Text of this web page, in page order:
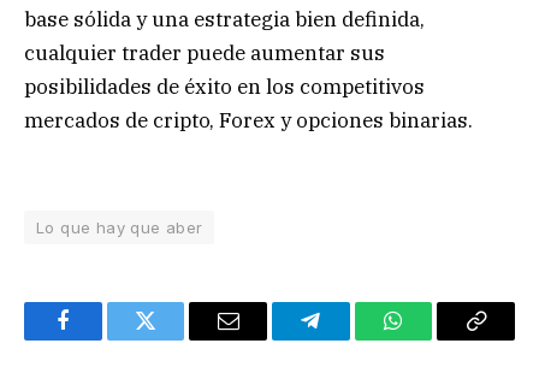
base sólida y una estrategia bien definida,
cualquier trader puede aumentar sus
posibilidades de éxito en los competitivos
mercados de cripto, Forex y opciones binarias.
Lo que hay que aber
FacebookTwitter Email TelegramWhatsAppCopy